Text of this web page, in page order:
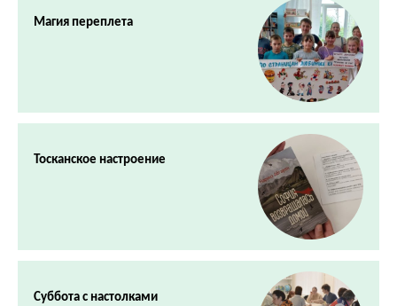
Магия переплета
Тосканское настроение
Суббота с настолками